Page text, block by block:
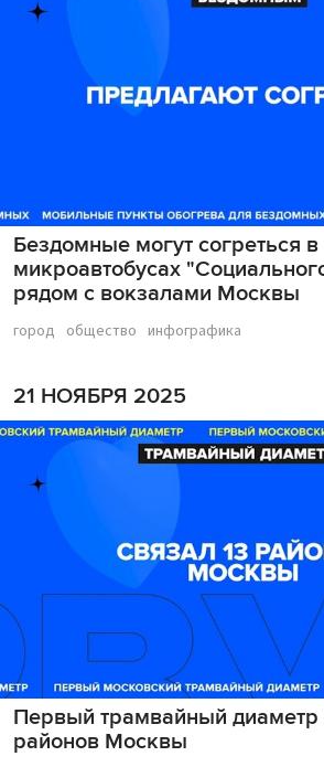
Бездомные могут согреться в
микроавтобусах
рядом с вокзалами Москвы
город общество инфографика
21 НОЯБРЯ 2025
Первый трамвайный диаметр
районов Москвы